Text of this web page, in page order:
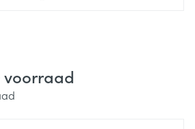
voorraad